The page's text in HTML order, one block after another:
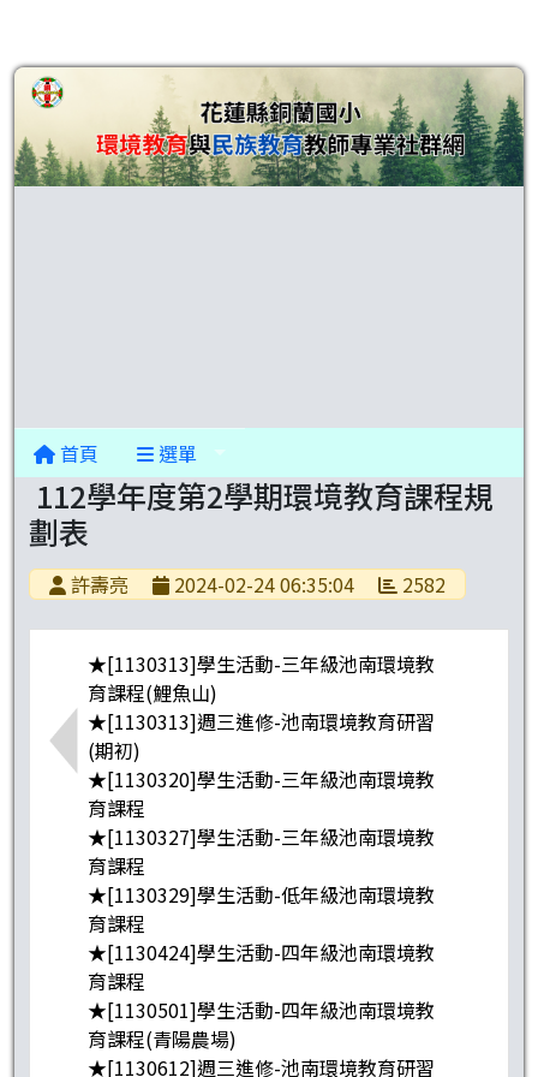
首頁 選單
112學年度第2學期環境教育課程規
劃表
許壽亮 2024-02-24 06:35:04 2582
★[1130313]學生活動-三年級池南環境教
育課程(鯉魚山)
★[1130313]週三進修-池南環境教育研習
(期初)
★[1130320]學生活動-三年級池南環境教
育課程
★[1130327]學生活動-三年級池南環境教
育課程
★[1130329]學生活動-低年級池南環境教
育課程
★[1130424]學生活動-四年級池南環境教
育課程
★[1130501]學生活動-四年級池南環境教
育課程(青陽農場)
★[1130612]週三進修-池南環境教育研習